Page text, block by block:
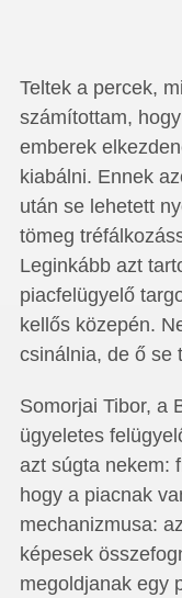
Teltek a percek,
számítottam,
emberek
kiabálni. Ennek
után se lehetett
tömeg
Leginkább azt
piacfelügyelő
kellős közepén.
csinálnia, de ő se
Somorjai Tibor, a
ügyeletes
azt súgta nekem:
hogy a piacnak
mechanizmusa:
képesek
megoldjanak egy